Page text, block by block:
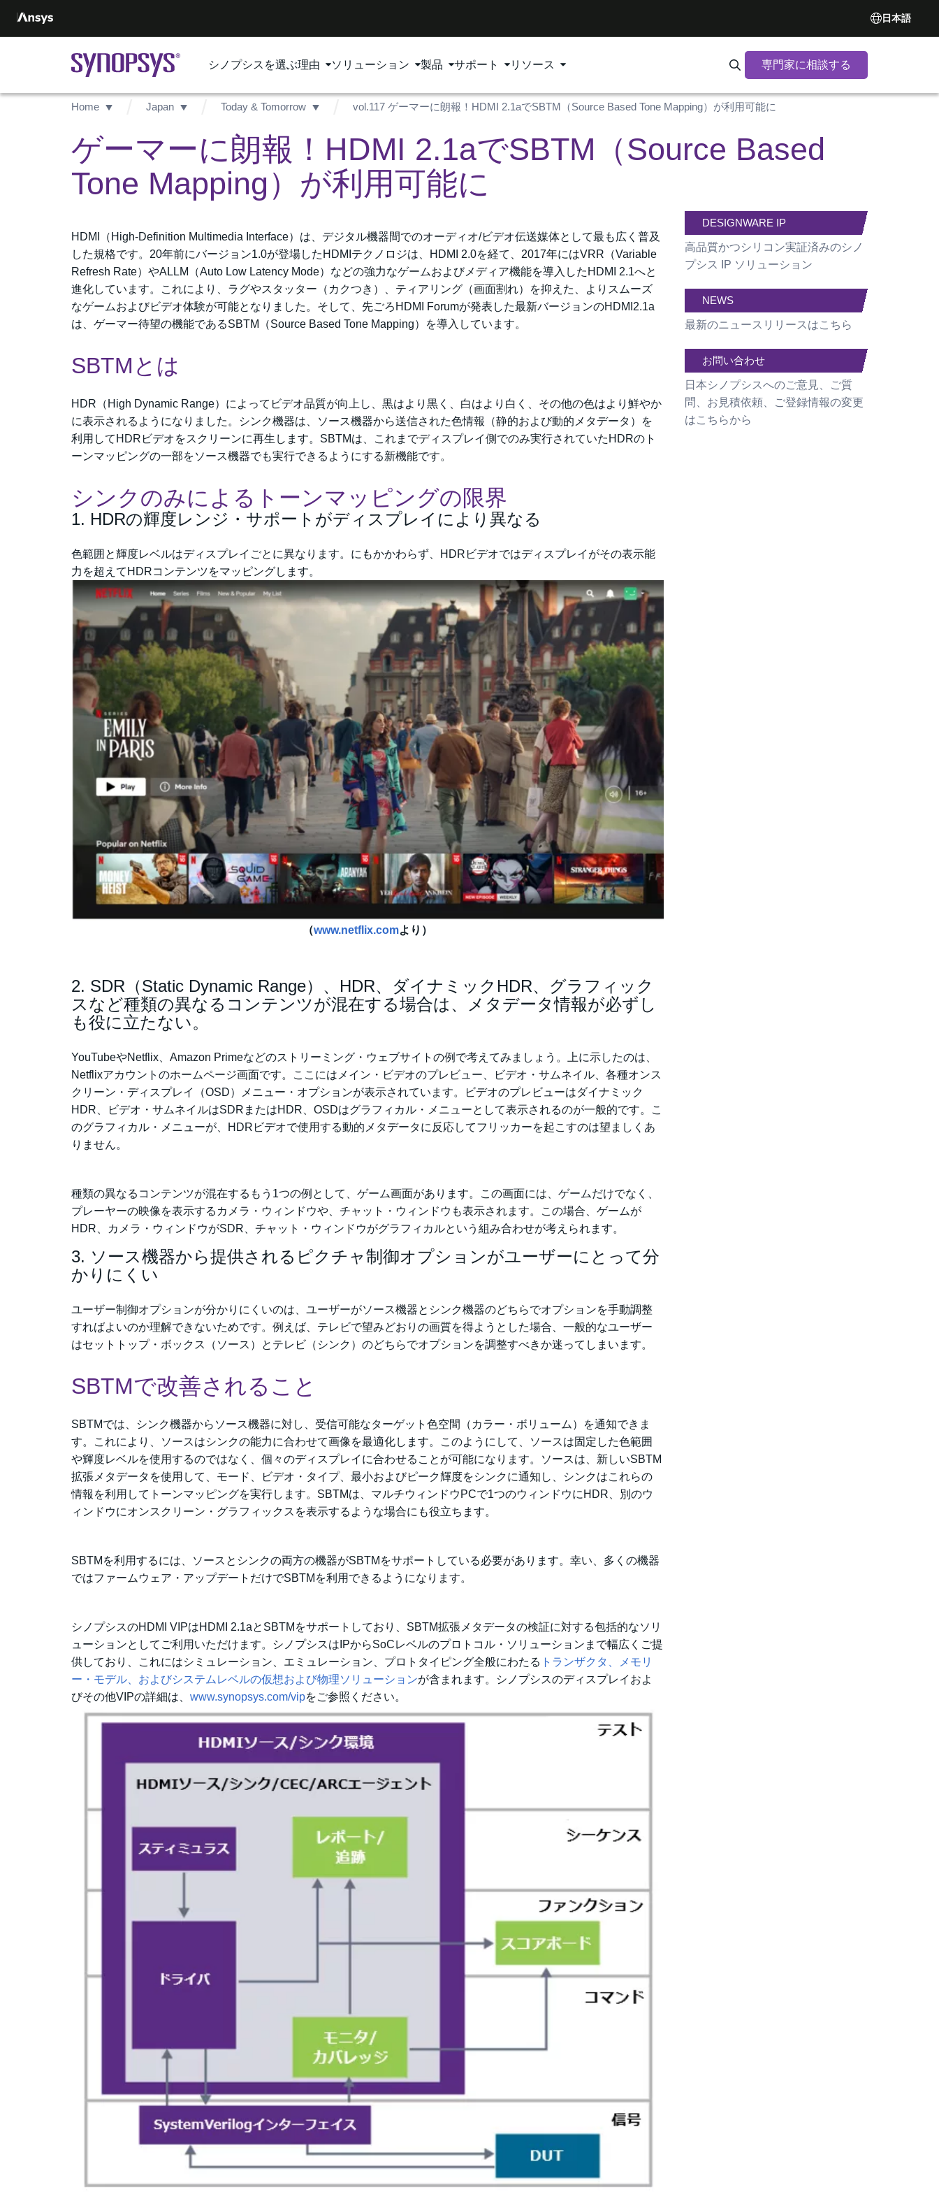
日本語
シノプシスを選ぶ理由 ソリューション 製品 サポート リソース Search Synopsys.com
専門家に相談する
Home Japan Today & Tomorrow vol.117 ゲーマーに朗報！HDMI 2.1aでSBTM（Source Based Tone Mapping）が利用可能に
ゲーマーに朗報！HDMI 2.1aでSBTM（Source Based
Tone Mapping）が利用可能に
HDMI（High-Definition Multimedia Interface）は、デジタル機器間でのオーディオ/ビデオ伝送媒体として最も広く普及
した規格です。20年前にバージョン1.0が登場したHDMIテクノロジは、HDMI 2.0を経て、2017年にはVRR（Variable
Refresh Rate）やALLM（Auto Low Latency Mode）などの強力なゲームおよびメディア機能を導入したHDMI 2.1へと
進化しています。これにより、ラグやスタッター（カクつき）、ティアリング（画面割れ）を抑えた、よりスムーズ
なゲームおよびビデオ体験が可能となりました。そして、先ごろHDMI Forumが発表した最新バージョンのHDMI2.1a
は、ゲーマー待望の機能であるSBTM（Source Based Tone Mapping）を導入しています。
SBTMとは
HDR（High Dynamic Range）によってビデオ品質が向上し、黒はより黒く、白はより白く、その他の色はより鮮やか
に表示されるようになりました。シンク機器は、ソース機器から送信された色情報（静的および動的メタデータ）を
利用してHDRビデオをスクリーンに再生します。SBTMは、これまでディスプレイ側でのみ実行されていたHDRのト
ーンマッピングの一部をソース機器でも実行できるようにする新機能です。
シンクのみによるトーンマッピングの限界
1. HDRの輝度レンジ・サポートがディスプレイにより異なる
色範囲と輝度レベルはディスプレイごとに異なります。にもかかわらず、HDRビデオではディスプレイがその表示能
力を超えてHDRコンテンツをマッピングします。
（www.netflix.comより）
2. SDR（Static Dynamic Range）、HDR、ダイナミックHDR、グラフィック
スなど種類の異なるコンテンツが混在する場合は、メタデータ情報が必ずし
も役に立たない。
YouTubeやNetflix、Amazon Primeなどのストリーミング・ウェブサイトの例で考えてみましょう。上に示したのは、
Netflixアカウントのホームページ画面です。ここにはメイン・ビデオのプレビュー、ビデオ・サムネイル、各種オンス
クリーン・ディスプレイ（OSD）メニュー・オプションが表示されています。ビデオのプレビューはダイナミック
HDR、ビデオ・サムネイルはSDRまたはHDR、OSDはグラフィカル・メニューとして表示されるのが一般的です。こ
のグラフィカル・メニューが、HDRビデオで使用する動的メタデータに反応してフリッカーを起こすのは望ましくあ
りません。
種類の異なるコンテンツが混在するもう1つの例として、ゲーム画面があります。この画面には、ゲームだけでなく、
プレーヤーの映像を表示するカメラ・ウィンドウや、チャット・ウィンドウも表示されます。この場合、ゲームが
HDR、カメラ・ウィンドウがSDR、チャット・ウィンドウがグラフィカルという組み合わせが考えられます。
3. ソース機器から提供されるピクチャ制御オプションがユーザーにとって分
かりにくい
ユーザー制御オプションが分かりにくいのは、ユーザーがソース機器とシンク機器のどちらでオプションを手動調整
すればよいのか理解できないためです。例えば、テレビで望みどおりの画質を得ようとした場合、一般的なユーザー
はセットトップ・ボックス（ソース）とテレビ（シンク）のどちらでオプションを調整すべきか迷ってしまいます。
SBTMで改善されること
SBTMでは、シンク機器からソース機器に対し、受信可能なターゲット色空間（カラー・ボリューム）を通知できま
す。これにより、ソースはシンクの能力に合わせて画像を最適化します。このようにして、ソースは固定した色範囲
や輝度レベルを使用するのではなく、個々のディスプレイに合わせることが可能になります。ソースは、新しいSBTM
拡張メタデータを使用して、モード、ビデオ・タイプ、最小およびピーク輝度をシンクに通知し、シンクはこれらの
情報を利用してトーンマッピングを実行します。SBTMは、マルチウィンドウPCで1つのウィンドウにHDR、別のウ
ィンドウにオンスクリーン・グラフィックスを表示するような場合にも役立ちます。
SBTMを利用するには、ソースとシンクの両方の機器がSBTMをサポートしている必要があります。幸い、多くの機器
ではファームウェア・アップデートだけでSBTMを利用できるようになります。
シノプシスのHDMI VIPはHDMI 2.1aとSBTMをサポートしており、SBTM拡張メタデータの検証に対する包括的なソリ
ューションとしてご利用いただけます。シノプシスはIPからSoCレベルのプロトコル・ソリューションまで幅広くご提
供しており、これにはシミュレーション、エミュレーション、プロトタイピング全般にわたる トランザクタ、メモリ
ー・モデル、およびシステムレベルの仮想および物理ソリューションが含まれます。シノプシスのディスプレイおよ
びその他VIPの詳細は、 www.synopsys.com/vipをご参照ください。
DESIGNWARE IP
高品質かつシリコン実証済みのシノ
プシス IP ソリューション
NEWS
最新のニュースリリースはこちら
お問い合わせ
日本シノプシスへのご意見、ご質
問、お見積依頼、ご登録情報の変更
はこちらから